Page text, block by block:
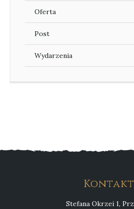
Oferta
Post
Wydarzenia
Kontakt
Stefana Okrzei 1,